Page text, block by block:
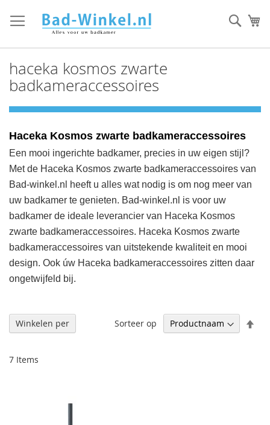
direct
door
inhoud
haceka kosmos zwarte
badkameraccessoires
Haceka Kosmos zwarte badkameraccessoires
Een mooi ingerichte badkamer, precies in uw eigen stijl?
Met de Haceka Kosmos zwarte badkameraccessoires van
Bad-winkel.nl heeft u alles wat nodig is om nog meer van
uw badkamer te genieten. Bad-winkel.nl is voor uw
badkamer de ideale leverancier van Haceka Kosmos
zwarte badkameraccessoires. Haceka Kosmos zwarte
badkameraccessoires van uitstekende kwaliteit en mooi
design. Ook úw Haceka badkameraccessoires zitten daar
ongetwijfeld bij.
7 Items
Sorteer op
Winkelen per